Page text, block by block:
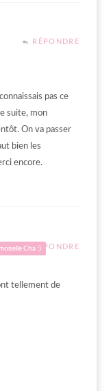
RÉPONDRE
pas ce
suite, mon
On va passer
bien les
encore.
Cha :)RÉPONDRE
tellement de